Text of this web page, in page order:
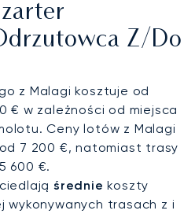
w Palacio de Ferias y
spotkanie z klientem.
Z/do
z Malagi kosztuje od
€ w zależności od miejsca
Ceny lotów z Malagi
7 200 €, natomiast trasy
600 €.
średnie koszty
wykonywanych trasach z i